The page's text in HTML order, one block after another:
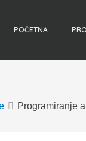
POČETNA
Programiranje